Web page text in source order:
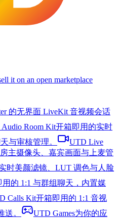
it on an open marketplace
的无界面 LiveKit 音视频会话
Room Kit开箱即用的实时
与审核管理。
UTD Live
主摄像头、嘉宾画面与上麦管
时美颜滤镜、LUT 调色与人脸
用的 1:1 与群组聊天，内置媒
Calls Kit开箱即用的 1:1 音视
。
UTD Games为你的应